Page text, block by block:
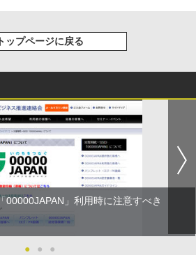
トップページに戻る
00000JAPAN」利用時に注意すべき
● ● ●